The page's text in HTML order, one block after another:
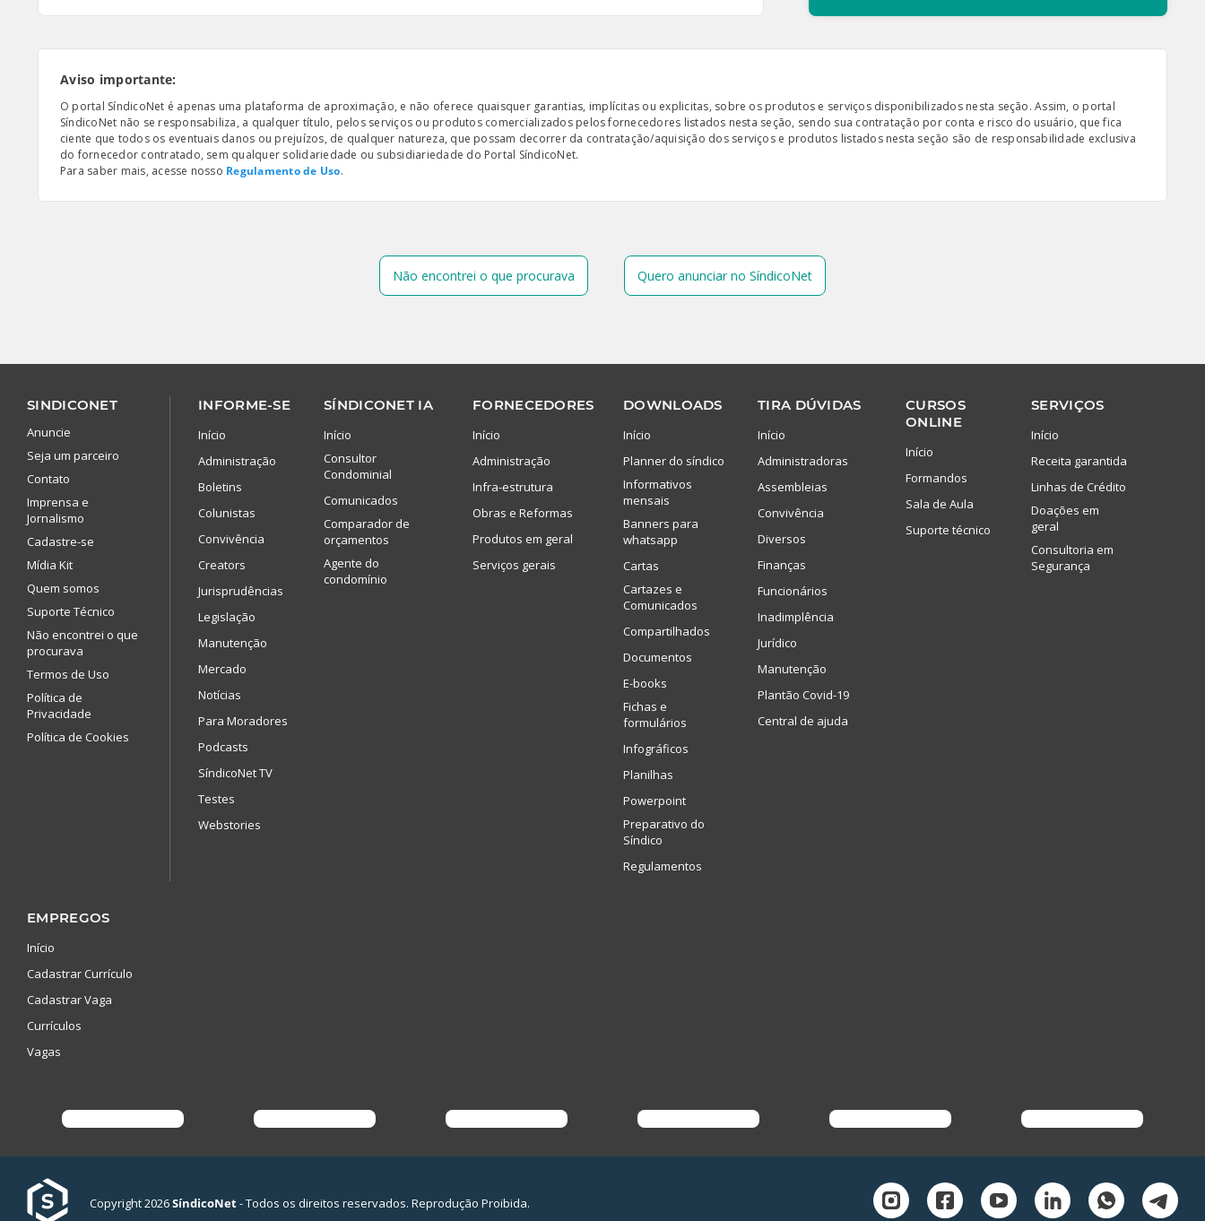
Aviso importante:
O portal SíndicoNet é apenas uma plataforma de aproximação, e não oferece quaisquer garantias, implícitas ou explicitas, sobre os produtos e serviços disponibilizados nesta seção. Assim, o portal
SíndicoNet não se responsabiliza, a qualquer título, pelos serviços ou produtos comercializados pelos fornecedores listados nesta seção, sendo sua contratação por conta e risco do usuário, que fica
ciente que todos os eventuais danos ou prejuízos, de qualquer natureza, que possam decorrer da contratação/aquisição dos serviços e produtos listados nesta seção são de responsabilidade exclusiva
do fornecedor contratado, sem qualquer solidariedade ou subsidiariedade do Portal SíndicoNet.
Para saber mais, acesse nosso Regulamento de Uso.
Não encontrei o que procurava Quero anunciar no SíndicoNet
SINDICONET
Anuncie
Seja um parceiro
Contato
Imprensa e
Jornalismo
Cadastre-se
Mídia Kit
Quem somos
Suporte Técnico
Não encontrei o que
procurava
Termos de Uso
Política de
Privacidade
Política de Cookies
INFORME-SE
Início
Administração
Boletins
Colunistas
Convivência
Creators
Jurisprudências
Legislação
Manutenção
Mercado
Notícias
Para Moradores
Podcasts
SíndicoNet TV
Testes
Webstories
SÍNDICONET IA
Início
Consultor
Condominial
Comunicados
Comparador de
orçamentos
Agente do
condomínio
FORNECEDORES
Início
Administração
Infra-estrutura
Obras e Reformas
Produtos em geral
Serviços gerais
DOWNLOADS
Início
Planner do síndico
Informativos
mensais
Banners para
whatsapp
Cartas
Cartazes e
Comunicados
Compartilhados
Documentos
E-books
Fichas e
formulários
Infográficos
Planilhas
Powerpoint
Preparativo do
Síndico
Regulamentos
TIRA DÚVIDAS
Início
Administradoras
Assembleias
Convivência
Diversos
Finanças
Funcionários
Inadimplência
Jurídico
Manutenção
Plantão Covid-19
Central de ajuda
CURSOS
ONLINE
Início
Formandos
Sala de Aula
Suporte técnico
SERVIÇOS
Início
Receita garantida
Linhas de Crédito
Doações em
geral
Consultoria em
Segurança
EMPREGOS
Início
Cadastrar Currículo
Cadastrar Vaga
Currículos
Vagas
Copyright 2026SíndicoNet- Todos os direitos reservados. Reprodução Proibida.